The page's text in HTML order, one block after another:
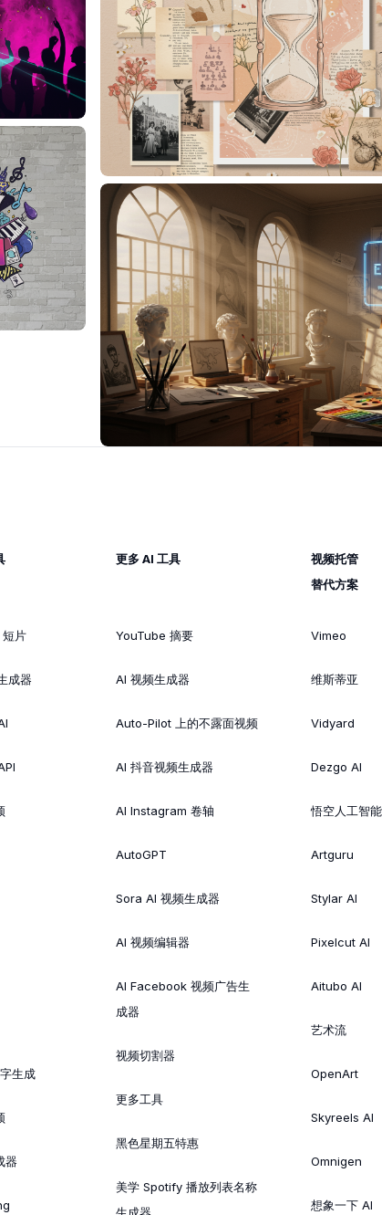
片
成器
生成
器
更多 AI 工具
YouTube 摘要
AI 视频生成器
Auto-Pilot 上的不露面视频
AI 抖音视频生成器
AI Instagram 卷轴
AutoGPT
Sora AI 视频生成器
AI 视频编辑器
AI Facebook 视频广告生
成器
视频切割器
更多工具
黑色星期五特惠
美学 Spotify 播放列表名称
视频托管
替代方案
Vimeo
维斯蒂亚
Vidyard
Dezgo AI
悟空人工智能
Artguru
Stylar AI
Pixelcut AI
Aitubo AI
艺术流
OpenArt
Skyreels AI
Omnigen
想象一下 AI